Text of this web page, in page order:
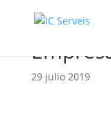
29 julio 2019